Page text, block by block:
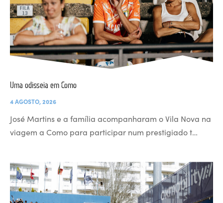
Uma odisseia em Como
4 AGOSTO, 2026
José Martins e a família acompanharam o Vila Nova na
viagem a Como para participar num prestigiado t…